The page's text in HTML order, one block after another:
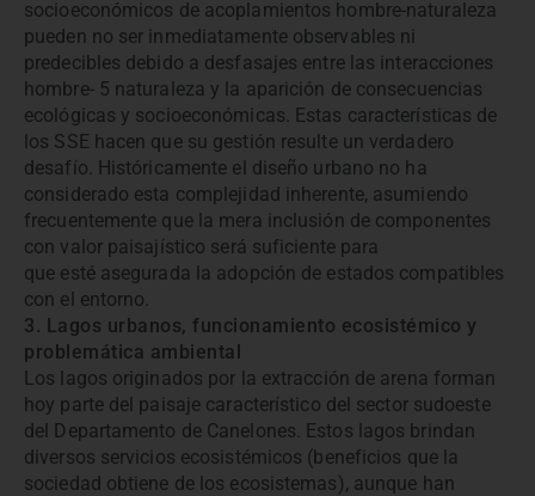
socioeconómicos de acoplamientos hombre-naturaleza
pueden no ser inmediatamente observables ni
predecibles debido a desfasajes entre las interacciones
hombre- 5 naturaleza y la aparición de consecuencias
ecológicas y socioeconómicas. Estas características de
los SSE hacen que su gestión resulte un verdadero
desafío. Históricamente el diseño urbano no ha
considerado esta complejidad inherente, asumiendo
frecuentemente que la mera inclusión de componentes
con valor paisajístico será suficiente para
que esté asegurada la adopción de estados compatibles
con el entorno.
3. Lagos urbanos, funcionamiento ecosistémico y
problemática ambiental
Los lagos originados por la extracción de arena forman
hoy parte del paisaje característico del sector sudoeste
del Departamento de Canelones. Estos lagos brindan
diversos servicios ecosistémicos (beneficios que la
sociedad obtiene de los ecosistemas), aunque han